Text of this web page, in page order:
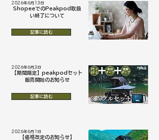
2026年6月13日
ShopeeでのPeakpod取扱
い終了について
記事に読む
2026年6月3日
【期間限定】peakpodセット
販売開始のお知らせ
記事に読む
2026年6月1日
【価格改定のお知らせ】